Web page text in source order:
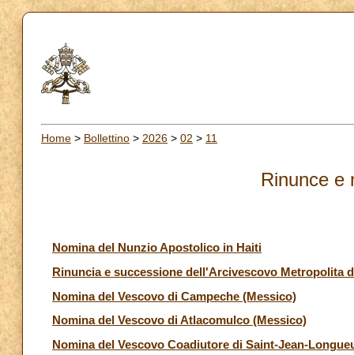
Home > Bollettino > 2026 > 02 > 11
Rinunce e
Nomina del Nunzio Apostolico in Haiti
Rinuncia e successione dell'Arcivescovo Metropolita
Nomina del Vescovo di Campeche (Messico)
Nomina del Vescovo di Atlacomulco (Messico)
Nomina del Vescovo Coadiutore di Saint-Jean-